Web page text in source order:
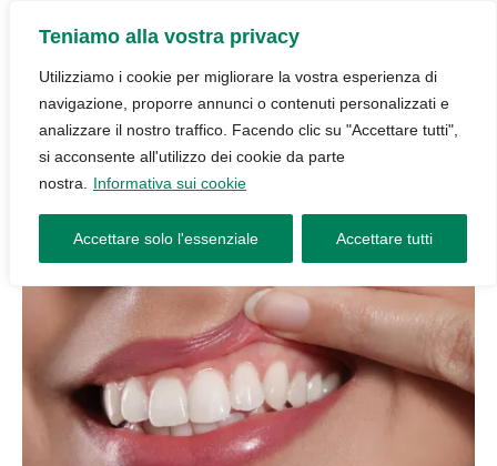
Teniamo alla vostra privacy
Utilizziamo i cookie per migliorare la vostra esperienza di
navigazione, proporre annunci o contenuti personalizzati e
analizzare il nostro traffico. Facendo clic su "Accettare tutti",
si acconsente all'utilizzo dei cookie da parte
nostra.
Informativa sui cookie
Accettare solo l'essenziale Accettare tutti